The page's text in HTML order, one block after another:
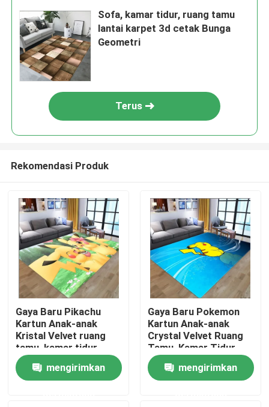
Rumah
Produk
Sofa, kamar tidur, ruang tamu
lantai karpet 3d cetak Bunga
Geometri
Terus
Rekomendasi Produk
Gaya Baru Pikachu
Kartun Anak-anak
Kristal Velvet ruang
tamu, kamar tidur
ruang tamu Lantai
Karpetmengirimkan
Gaya Baru Pokemon
Kartun Anak-anak
Crystal Velvet Ruang
Tamu, Kamar Tidur
Ruang Tamu Lantai
Karpet mengirimkan